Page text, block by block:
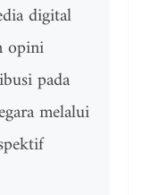
digital
opini
pada
melalui